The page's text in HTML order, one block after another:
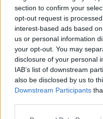
section to confirm your
opt-out request is
interest-based ads based
us or personal information
your opt-out. You may
disclosure of your personal
IAB’s list of downstream
also be disclosed by us to
Downstream Participants
Jak bude letos jezdit turistický
vláček
SOUVISEJÍCÍ ČLÁNKY
VÍCE OD AUTORA